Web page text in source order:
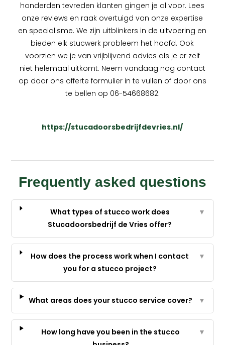
honderden tevreden klanten gingen je al voor. Lees
onze reviews en raak overtuigd van onze expertise
en specialisme. We zijn uitblinkers in de uitvoering en
bieden elk stucwerk probleem het hoofd. Ook
voorzien we je van vrijblijvend advies als je er zelf
niet helemaal uitkomt. Neem vandaag nog contact
op door ons offerte formulier in te vullen of door ons
te bellen op 06-54668682.
https://stucadoorsbedrijfdevries.nl/
Frequently asked questions
What types of stucco work does
Stucadoorsbedrijf de Vries offer?
▼
How does the process work when I contact
you for a stucco project?
▼
What areas does your stucco service cover? ▼
How long have you been in the stucco
▼